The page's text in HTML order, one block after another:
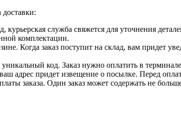
курьерская служба свяжется для уточнения
комплектации.
Когда заказ поступит на склад, вам придет
код. Заказ нужно оплатить в
адрес придет извещение о посылке. Перед
заказа. Один заказ может содержать не